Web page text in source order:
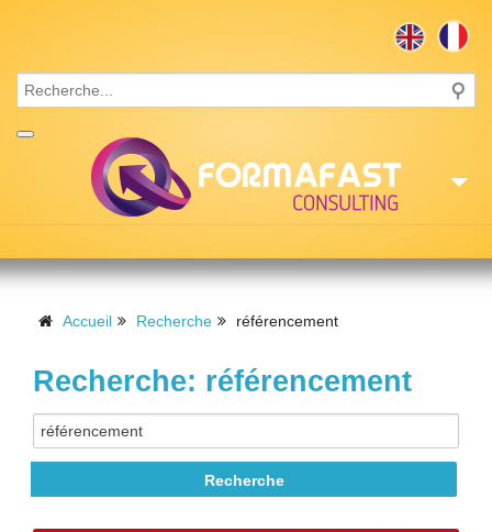
Recrutement
Contact
Accueil Recherche référencement
Recherche: référencement